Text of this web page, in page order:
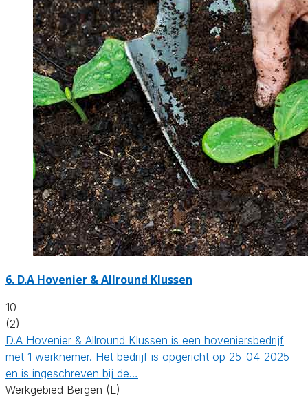
6. D.A Hovenier & Allround Klussen
10
(2)
D.A Hovenier & Allround Klussen is een hoveniersbedrijf
met 1 werknemer. Het bedrijf is opgericht op 25-04-2025
en is ingeschreven bij de…
Werkgebied Bergen (L)